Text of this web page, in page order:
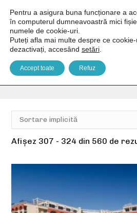
Facilități pers. cu
Afișez 307 - 324 din 560 de
Pentru a asigura buna funcționare a
în computerul dumneavoastră mici
numele de cookie-uri.
Puteți afla mai multe despre ce
dezactivați, accesând setări
Accept toate Refuz